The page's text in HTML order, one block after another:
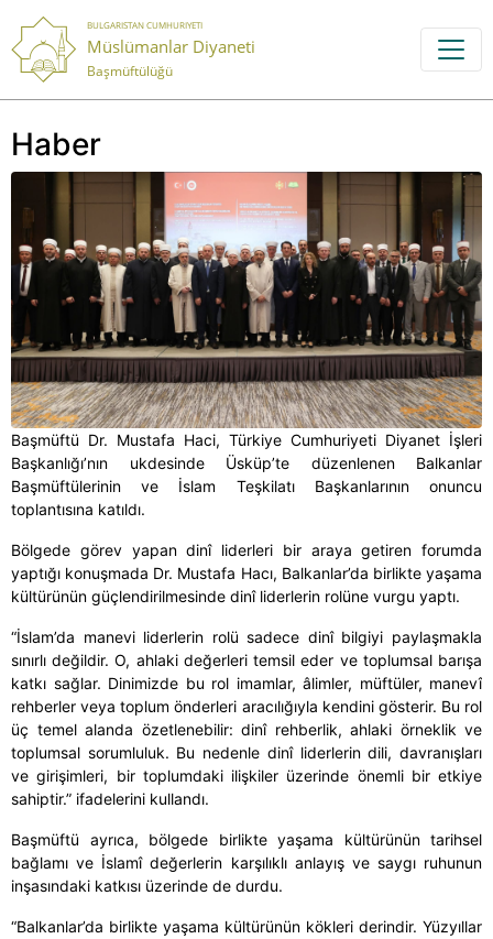
BULGARISTAN CUMHURIYETI
Müslümanlar Diyaneti
Başmüftülüğü
Haber
Başmüftü Dr. Mustafa Haci, Türkiye Cumhuriyeti Diyanet İşleri
Başkanlığı’nın ukdesinde Üsküp’te düzenlenen Balkanlar
Başmüftülerinin ve İslam Teşkilatı Başkanlarının onuncu
toplantısına katıldı.
Bölgede görev yapan dinî liderleri bir araya getiren forumda
yaptığı konuşmada Dr. Mustafa Hacı, Balkanlar’da birlikte yaşama
kültürünün güçlendirilmesinde dinî liderlerin rolüne vurgu yaptı.
“İslam’da manevi liderlerin rolü sadece dinî bilgiyi paylaşmakla
sınırlı değildir. O, ahlaki değerleri temsil eder ve toplumsal barışa
katkı sağlar. Dinimizde bu rol imamlar, âlimler, müftüler, manevî
rehberler veya toplum önderleri aracılığıyla kendini gösterir. Bu rol
üç temel alanda özetlenebilir: dinî rehberlik, ahlaki örneklik ve
toplumsal sorumluluk. Bu nedenle dinî liderlerin dili, davranışları
ve girişimleri, bir toplumdaki ilişkiler üzerinde önemli bir etkiye
sahiptir.” ifadelerini kullandı.
Başmüftü ayrıca, bölgede birlikte yaşama kültürünün tarihsel
bağlamı ve İslamî değerlerin karşılıklı anlayış ve saygı ruhunun
inşasındaki katkısı üzerinde de durdu.
“Balkanlar’da birlikte yaşama kültürünün kökleri derindir. Yüzyıllar